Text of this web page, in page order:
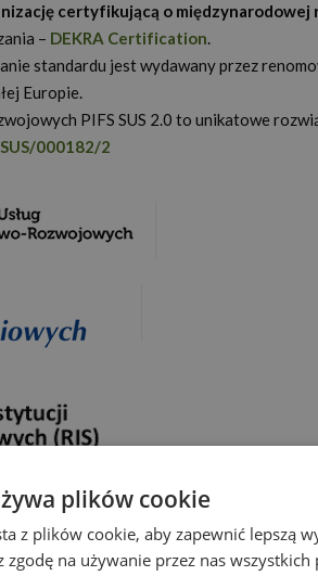
certyfikującą o międzynarodowej
– DEKRA Certification.
standardu jest wydawany przez
Europie.
PIFS SUS 2.0 to unikatowe
000182/2
plików cookie
z plików cookie, aby zapewnić lepszą
zgodę na używanie przez nas